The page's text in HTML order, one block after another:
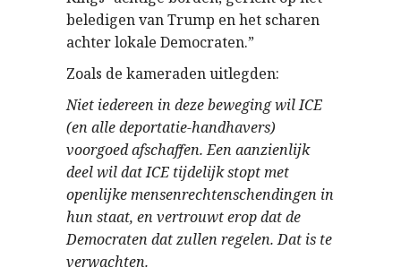
beledigen van Trump en het scharen
achter lokale Democraten.”
Zoals de kameraden uitlegden:
Niet iedereen in deze beweging wil ICE
(en alle deportatie-handhavers)
voorgoed afschaffen. Een aanzienlijk
deel wil dat ICE tijdelijk stopt met
openlijke mensenrechtenschendingen in
hun staat, en vertrouwt erop dat de
Democraten dat zullen regelen. Dat is te
verwachten.